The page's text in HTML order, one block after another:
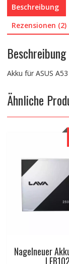
Beschreibung
Rezensionen (2)
Beschreibung
Akku für ASUS
Ähnliche
Nagelneuer
LEB102